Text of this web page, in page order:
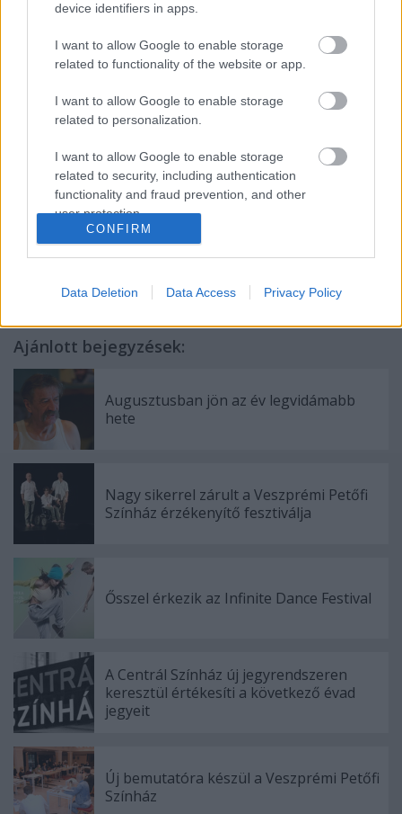
device identifiers in apps.
I want to allow Google to enable storage
related to functionality of the website or app.
I want to allow Google to enable storage
related to personalization.
I want to allow Google to enable storage
related to security, including authentication
functionality and fraud prevention, and other
user protection.
CONFIRM
Data Deletion Data Access Privacy Policy
Az évad első nagyszínpadi premierjét október 4-én
tartják. A 3:1 a szerelem javára című zenés vígjátékot
Forrás: MTI
Ajánlott bejegyzések:
Augusztusban jön az év legvidámabb
hete
Nagy sikerrel zárult a Veszprémi Petőfi
Színház érzékenyítő fesztiválja
Ősszel érkezik az Infinite Dance Festival
A Centrál Színház új jegyrendszeren
keresztül értékesíti a következő évad
jegyeit
Új bemutatóra készül a Veszprémi Petőfi
Színház